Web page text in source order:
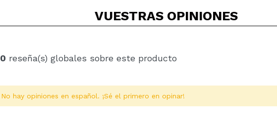
VUESTRAS OPINIONES
0 reseña(s) globales sobre este producto
No hay opiniones en español. ¡Sé el primero en opinar!